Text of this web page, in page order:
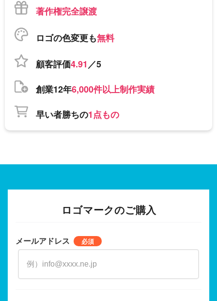
著作権完全譲渡
ロゴの色変更も無料
顧客評価4.91／5
創業12年6,000件以上制作実績
早い者勝ちの1点もの
ロゴマークのご購入
メールアドレス